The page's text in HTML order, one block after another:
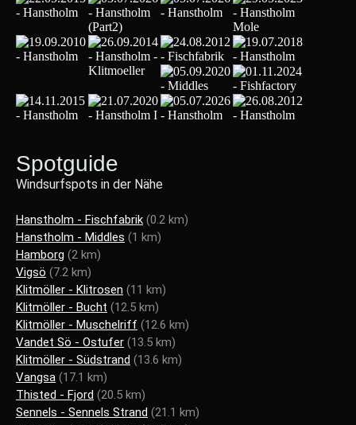
Spotguide
Windsurfspots in der Nähe
Hanstholm - Fischfabrik (0.2 km)
Hanstholm - Middles (1 km)
Hamborg (2 km)
Vigsö (7.2 km)
Klitmöller - Klitrosen (11 km)
Klitmöller - Bucht (12.5 km)
Klitmöller - Muschelriff (12.6 km)
Vandet Sö - Ostufer (13.5 km)
Klitmöller - Südstrand (13.6 km)
Vangsa (17.1 km)
Thisted - Fjord (20.5 km)
Sennels - Sennels Strand (21.1 km)